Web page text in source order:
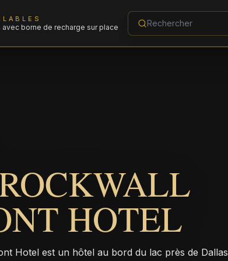
borne de recharge sur place
HOTEL
Hotel est un hôtel au bord du lac près de Dallas